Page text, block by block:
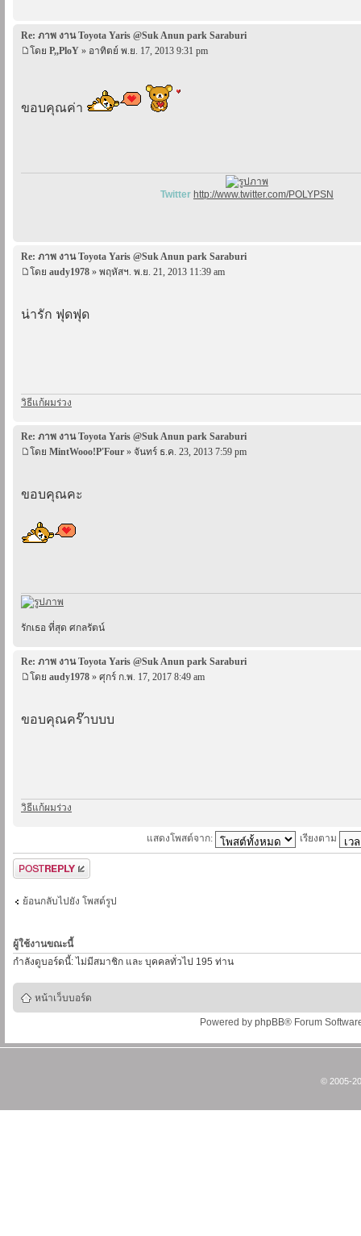
Re: ภาพ งาน Toyota Yaris @Suk Anun park Saraburi
โดย P,,PloY » อาทิตย์ พ.ย. 17, 2013 9:31 pm
ขอบคุณค่า
Twitter http://www.twitter.com/POLYPSN
Re: ภาพ งาน Toyota Yaris @Suk Anun park Saraburi
โดย audy1978 » พฤหัสฯ. พ.ย. 21, 2013 11:39 am
น่ารัก ฟุดฟุด
วิธีแก้ผมร่วง
Re: ภาพ งาน Toyota Yaris @Suk Anun park Saraburi
โดย MintWooo!P'Four » จันทร์ ธ.ค. 23, 2013 7:59 pm
ขอบคุณคะ
รักเธอ ที่สุด ศกลรัตน์
Re: ภาพ งาน Toyota Yaris @Suk Anun park Saraburi
โดย audy1978 » ศุกร์ ก.พ. 17, 2017 8:49 am
ขอบคุณคร๊าบบบ
วิธีแก้ผมร่วง
แสดงโพสต์จาก: เรียงตาม
ตอบกระทู้
ย้อนกลับไปยัง โพสต์รูป
ผู้ใช้งานขณะนี้
กำลังดูบอร์ดนี้: ไม่มีสมาชิก และ บุคคลทั่วไป 195 ท่าน
หน้าเว็บบอร์ด
Powered by phpBB® Forum
© 2005-